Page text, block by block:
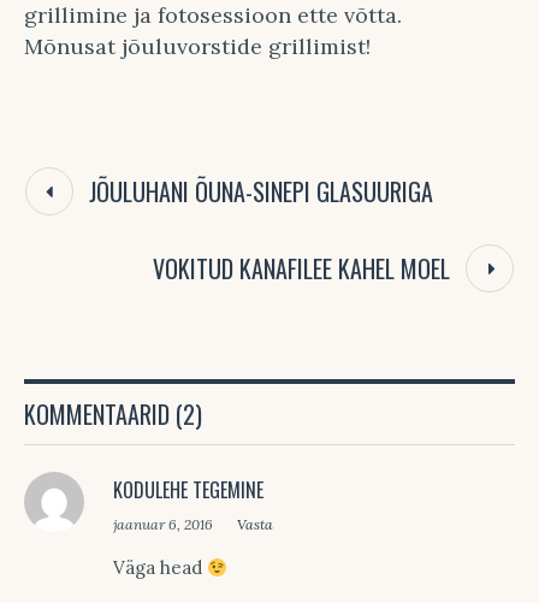
grillimine ja fotosessioon ette võtta.
Mõnusat jõuluvorstide grillimist!
JÕULUHANI ÕUNA-SINEPI GLASUURIGA
VOKITUD KANAFILEE KAHEL MOEL
KOMMENTAARID (2)
KODULEHE TEGEMINE
jaanuar 6, 2016 Vasta
Väga head